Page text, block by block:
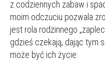
z codziennych zabaw i
moim odczuciu pozwala
jest rola rodzinnego
gdzieś czekają, dając tym
może być ich życie.